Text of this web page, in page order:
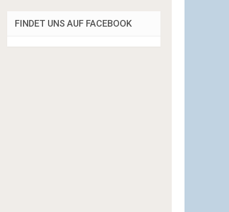
FINDET UNS AUF FACEBOOK